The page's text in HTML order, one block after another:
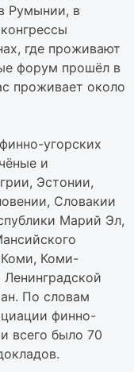
Румынии, в
где проживают
форум прошёл в
проживает около
угорских
и
Эстонии,
Словакии
Марий Эл,
Коми, Коми-
По словам
финно-
всего было 70